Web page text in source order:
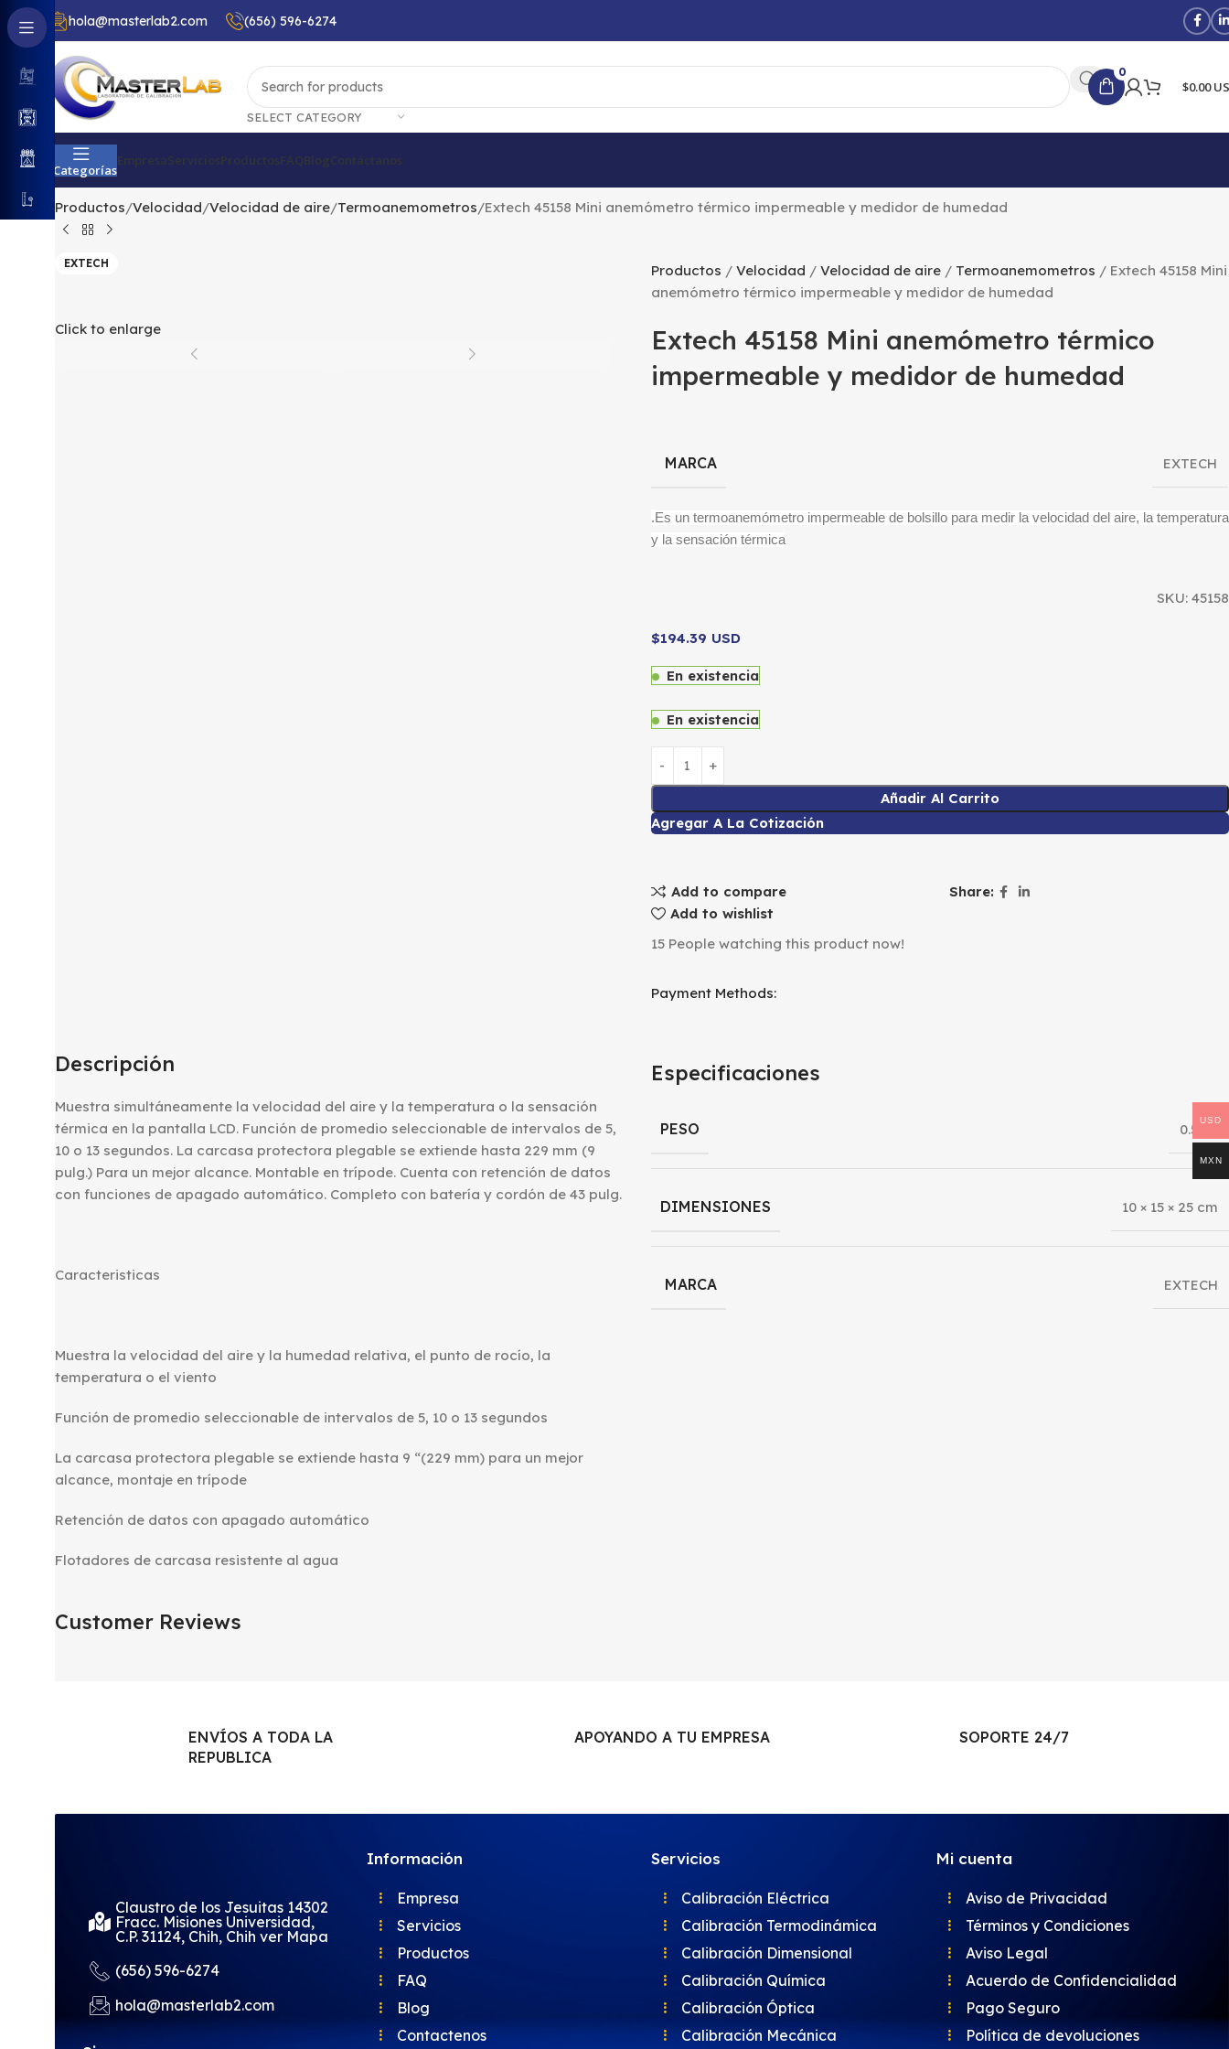
hola@masterlab2.com (656) 596-6274
SELECT CATEGORY
0
$0.00
Categorías
EmpresaServiciosProductosFAQBlogContáctanos
Productos Velocidad Velocidad de aire Termoanemometros Extech 45158 Mini anemómetro térmico impermeable y medidor de humedad
EXTECH
Click to enlarge
Productos Velocidad Velocidad de aire Termoanemometros
Extech 45158 Mini
anemómetro térmico impermeable y medidor de humedad
Extech 45158 Mini anemómetro térmico
impermeable y medidor de humedad
MARCA EXTECH
.Es un termoanemómetro impermeable de bolsillo para medir la velocidad del aire, la temperatura
y la sensación térmica
SKU: 45158
$194.39 USD
En existencia
En existencia
Añadir Al Carrito
Agregar A La Cotización
Add to compare
Add to wishlist
Share:
15 People watching this product now!
Payment Methods:
Descripción
Muestra simultáneamente la velocidad del aire y la temperatura o la sensación
térmica en la pantalla LCD. Función de promedio seleccionable de intervalos de 5,
10 o 13 segundos. La carcasa protectora plegable se extiende hasta 229 mm (9
pulg.) Para un mejor alcance. Montable en trípode. Cuenta con retención de datos
con funciones de apagado automático. Completo con batería y cordón de 43 pulg.
Caracteristicas
Muestra la velocidad del aire y la humedad relativa, el punto de rocío, la
temperatura o el viento
Función de promedio seleccionable de intervalos de 5, 10 o 13 segundos
La carcasa protectora plegable se extiende hasta 9 “(229 mm) para un mejor
alcance, montaje en trípode
Retención de datos con apagado automático
Flotadores de carcasa resistente al agua
Especificaciones
PESO 0.5 kg
DIMENSIONES 10 × 15 × 25 cm
MARCA EXTECH
Customer Reviews
ENVÍOS A TODA LA
REPUBLICA
APOYANDO A TU EMPRESA SOPORTE 24/7
Claustro de los Jesuitas 14302
Fracc. Misiones Universidad,
C.P. 31124, Chih, Chih ver Mapa
(656) 596-6274
hola@masterlab2.com
Información
Empresa
Servicios
Productos
FAQ
Blog
Contactenos
Servicios
Calibración Eléctrica
Calibración Termodinámica
Calibración Dimensional
Calibración Química
Calibración Óptica
Calibración Mecánica
Mi cuenta
Aviso de Privacidad
Términos y Condiciones
Aviso Legal
Acuerdo de Confidencialidad
Pago Seguro
Política de devoluciones
USD
MXN